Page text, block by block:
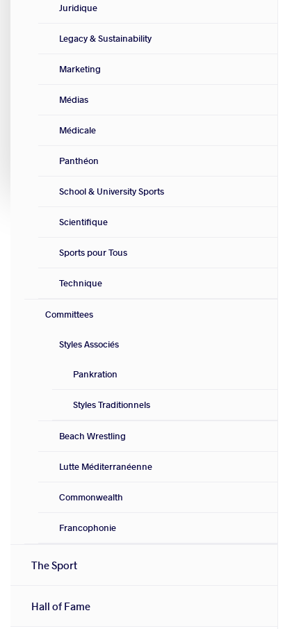
Juridique
Legacy & Sustainability
Marketing
Médias
Médicale
Panthéon
School & University Sports
Scientifique
Sports pour Tous
Technique
Committees
Styles Associés
Pankration
Styles Traditionnels
Beach Wrestling
Lutte Méditerranéenne
Commonwealth
Francophonie
The Sport
Hall of Fame